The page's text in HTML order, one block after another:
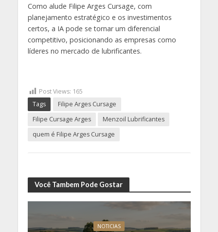
Como alude Filipe Arges Cursage, com
planejamento estratégico e os investimentos
certos, a IA pode se tornar um diferencial
competitivo, posicionando as empresas como
líderes no mercado de lubrificantes.
Post Views: 165
Tags
Filipe Arges Cursage
Filipe Cursage Arges
Menzoil Lubrificantes
quem é Filipe Arges Cursage
Você Tambem Pode Gostar
NOTICIAS